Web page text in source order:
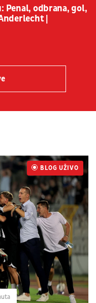
Penal, odbrana, gol,
|
UŽIVO
BLOG UŽIVO